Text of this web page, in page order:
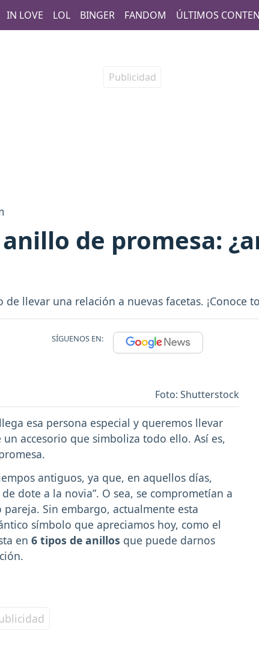
IN LOVE LOL BINGER FANDOM ÚLTIMOS
de promesa:
llevar una relación a nuevas facetas. ¡Conoce
SÍGUENOS EN:
Foto: Shutterstock
esa persona especial y queremos llevar
accesorio que simboliza todo ello. Así es,
antiguos, ya que, en aquellos días,
dote a la novia”. O sea, se comprometían a
Sin embargo, actualmente esta
símbolo que apreciamos hoy, como el
en 6 tipos de anillos que puede darnos